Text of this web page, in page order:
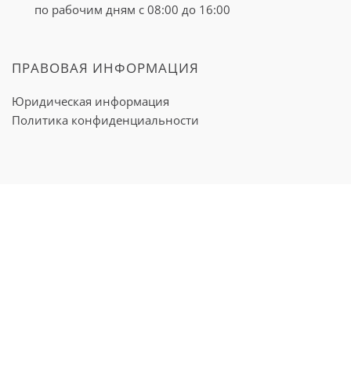
по рабочим дням с 08:00 до 16:00
ПРАВОВАЯ ИНФОРМАЦИЯ
Юридическая информация
Политика конфиденциальности